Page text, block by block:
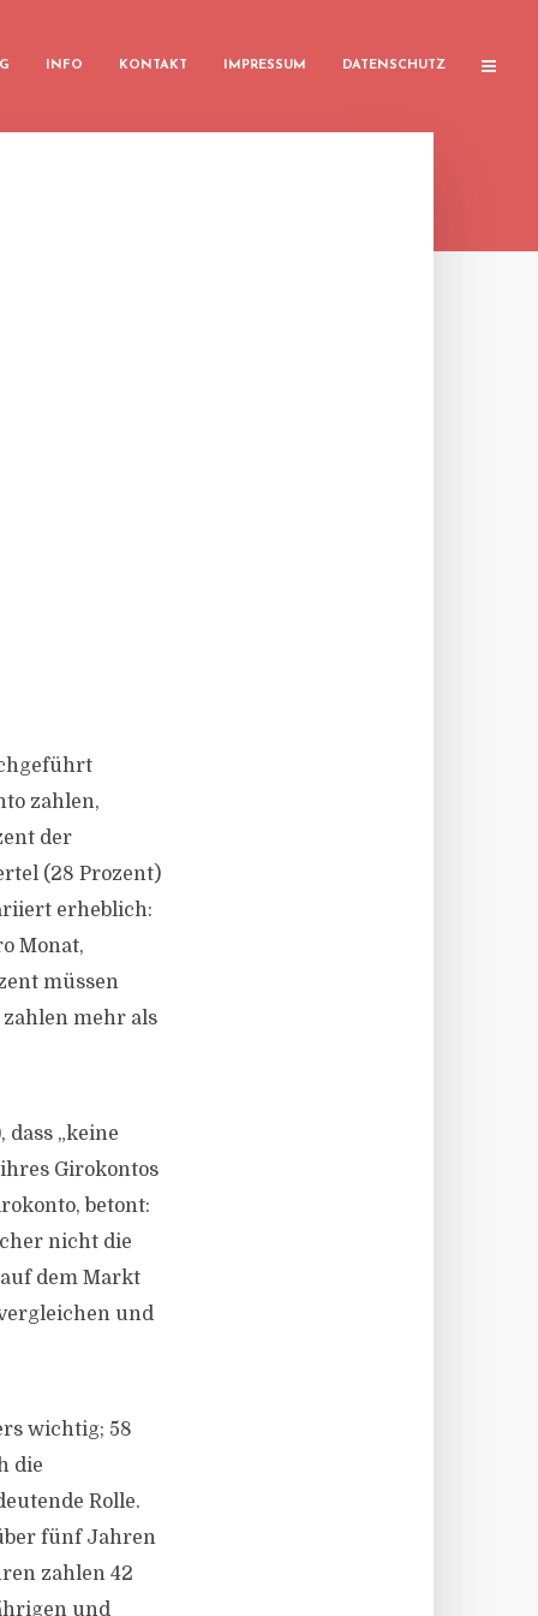
INFO KONTAKT IMPRESSUM DATENSCHUTZ
zahlen,
der
(28 Prozent)
erheblich:
Monat,
müssen
mehr als
„keine
Girokontos
betont:
nicht die
dem Markt
und
wichtig; 58
die
Rolle.
fünf Jahren
zahlen 42
und